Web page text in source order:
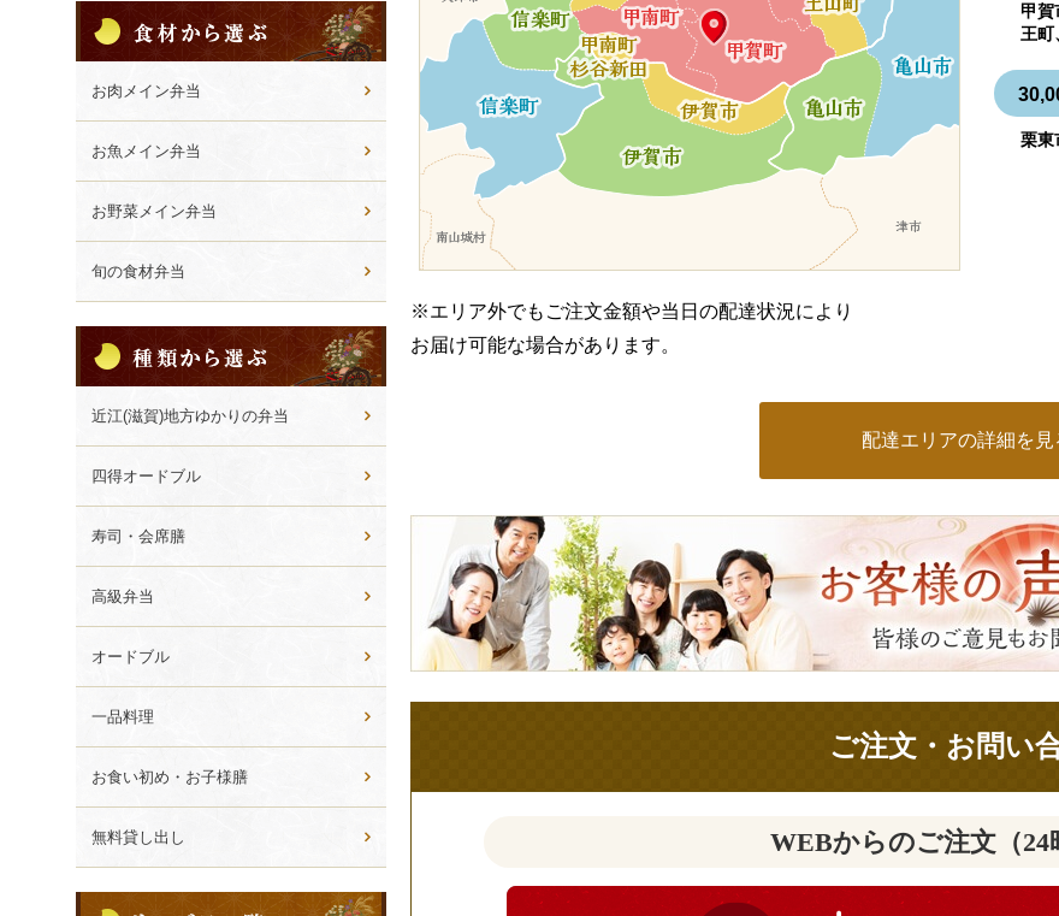
※エリア外でもご注文金額や当日の配達状況により
お届け可能な場合があります。
甲賀
王町
栗東
配達エリアの詳細を見
ご
意
見
も
か
ご注文・お問い
WEBからのご注文（24
材
か
ら
選
ぶ
お肉メイン弁当
お魚メイン弁当
お野菜メイン弁当
旬の食材弁当
類
か
ら
選
ぶ
近江(滋賀)地方ゆかりの弁当
四得オードブル
寿司・会席膳
高級弁当
オードブル
一品料理
お食い初め・お子様膳
無料貸し出し